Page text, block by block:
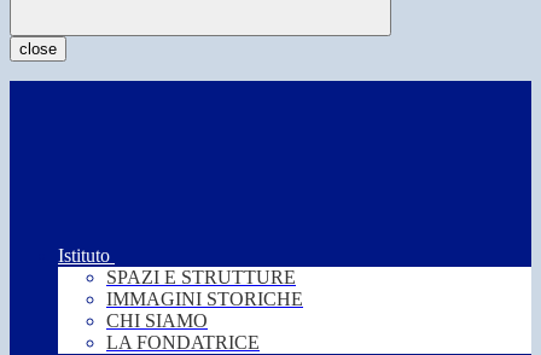
close
Istituto
SPAZI E STRUTTURE
IMMAGINI STORICHE
CHI SIAMO
LA FONDATRICE